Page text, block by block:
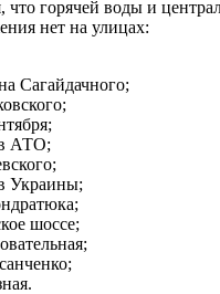
что горячей воды и
нет на улицах:
Сагайдачного;
АТО;
Украины;
шоссе;